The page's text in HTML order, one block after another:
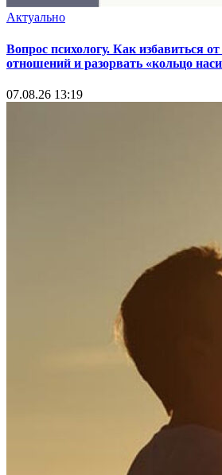
Актуально
Вопрос психологу. Как избавиться
отношений и разорвать «кольцо
07.08.26 13:19